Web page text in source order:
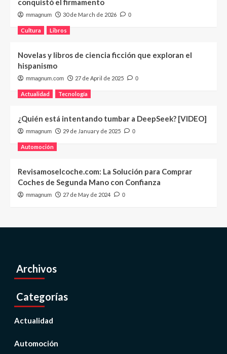
conquistó el firmamento
mmagnum 30 de March de 2026 0
Cultura Libros
Novelas y libros de ciencia ficción que exploran el
hispanismo
mmagnum.com 27 de April de 2025 0
Actualidad Tecnología
¿Quién está intentando tumbar a DeepSeek? [VIDEO]
mmagnum 29 de January de 2025 0
Automoción
Revisamoselcoche.com: La Solución para Comprar
Coches de Segunda Mano con Confianza
mmagnum 27 de May de 2024 0
Archivos
Categorías
Actualidad
Automoción